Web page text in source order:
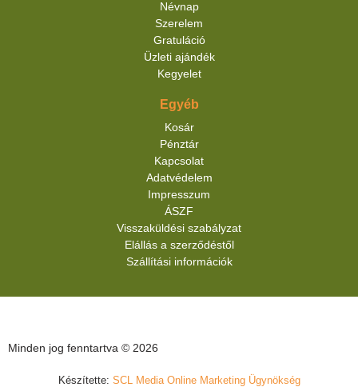
Névnap
Szerelem
Gratuláció
Üzleti ajándék
Kegyelet
Egyéb
Kosár
Pénztár
Kapcsolat
Adatvédelem
Impresszum
ÁSZF
Visszaküldési szabályzat
Elállás a szerződéstől
Szállítási információk
Minden jog fenntartva © 2026
Készítette: SCL Media Online Marketing Ügynökség